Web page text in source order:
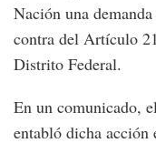
Nación una
contra del Artículo
Distrito Federal.
En un comunicado,
entabló dicha acción